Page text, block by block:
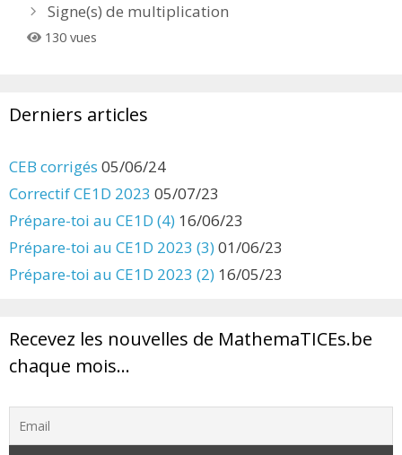
Signe(s) de multiplication
130 vues
Derniers articles
CEB corrigés 05/06/24
Correctif CE1D 2023 05/07/23
Prépare-toi au CE1D (4) 16/06/23
Prépare-toi au CE1D 2023 (3)01/06/23
Prépare-toi au CE1D 2023 (2) 16/05/23
Recevez les nouvelles de MathemaTICEs.be
chaque mois…